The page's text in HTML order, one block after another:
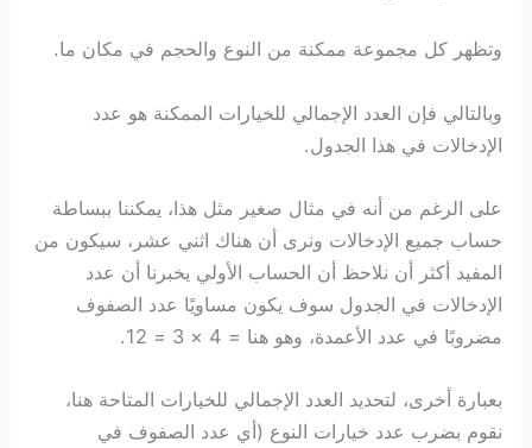
وتظهر كل مجموعة ممكنة من النوع والحجم في مكان ما.
وبالتالي فإن العدد الإجمالي للخيارات الممكنة هو عدد
الإدخالات في هذا الجدول.
على الرغم من أنه في مثال صغير مثل هذا، يمكننا ببساطة
حساب جميع الإدخالات ونرى أن هناك اثني عشر، سيكون من
المفيد أكثر أن نلاحظ أن الحساب الأولي يخبرنا أن عدد
الإدخالات في الجدول سوف يكون مساويًا عدد الصفوف
مضروبًا في عدد الأعمدة، وهو هنا = 4 × 3 = 12.
بعبارة أخرى، لتحديد العدد الإجمالي للخيارات المتاحة هنا،
نقوم بضرب عدد خيارات النوع (أي عدد الصفوف في